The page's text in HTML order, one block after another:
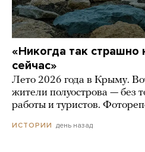
«Никогда так страшно
сейчас»
Лето 2026 года в Крыму.
жители полуострова — без
работы и туристов.
ИСТОРИИ день назад